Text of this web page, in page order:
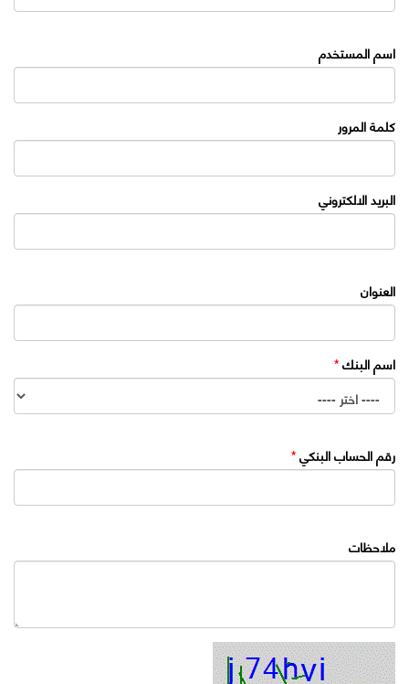
اسم المستخدم
كلمة المرور
البريد الالكتروني
العنوان
اسم البنك *
رقم الحساب البنكي *
ملاحظات